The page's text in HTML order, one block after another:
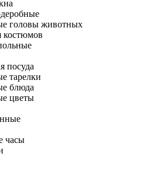
головы животных
костюмов
посуда
тарелки
блюда
цветы
часы